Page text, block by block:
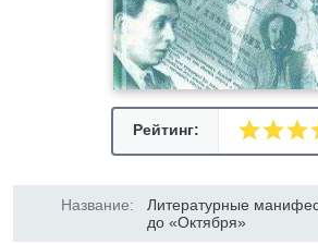
Рейтинг:
Название:
Литературные
до «Октября»